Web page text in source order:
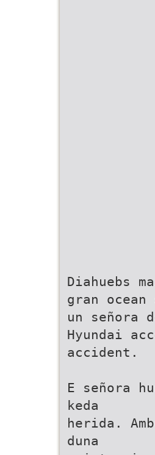
Diahuebs
gran
un señora
Hyundai
accident.
E señora
keda
herida.
duna